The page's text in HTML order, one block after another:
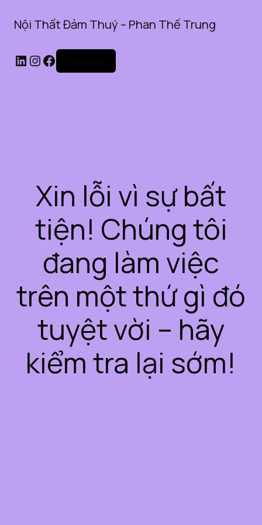
Nội Thất Đảm Thuý – Phan Thế Trung
LinkedIn
Instagram
Facebook
Xin lỗi vì sự bất
tiện! Chúng tôi
đang làm việc
trên một thứ gì đó
tuyệt vời – hãy
kiểm tra lại sớm!